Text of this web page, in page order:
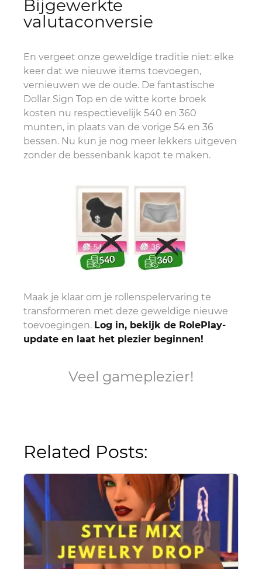
Bijgewerkte
valutaconversie
En vergeet onze geweldige traditie niet: elke
keer dat we nieuwe items toevoegen,
vernieuwen we de oude. De fantastische
Dollar Sign Top en de witte korte broek
kosten nu respectievelijk 540 en 360
munten, in plaats van de vorige 54 en 36
bessen. Nu kun je nog meer lekkers uitgeven
zonder de bessenbank kapot te maken.
Maak je klaar om je rollenspelervaring te
transformeren met deze geweldige nieuwe
toevoegingen. Log in, bekijk de RolePlay-
update en laat het plezier beginnen!
Veel gameplezier!
Related Posts: